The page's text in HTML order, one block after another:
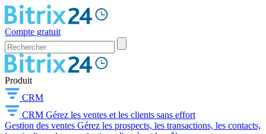
Compte gratuit
Produit
CRM
CRM Gérez les ventes et les clients sans effort
Gestion des ventes Gérez les prospects, les transactions, les contacts,